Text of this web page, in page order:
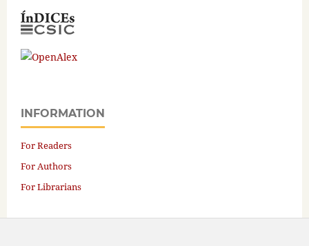
INFORMATION
For Readers
For Authors
For Librarians